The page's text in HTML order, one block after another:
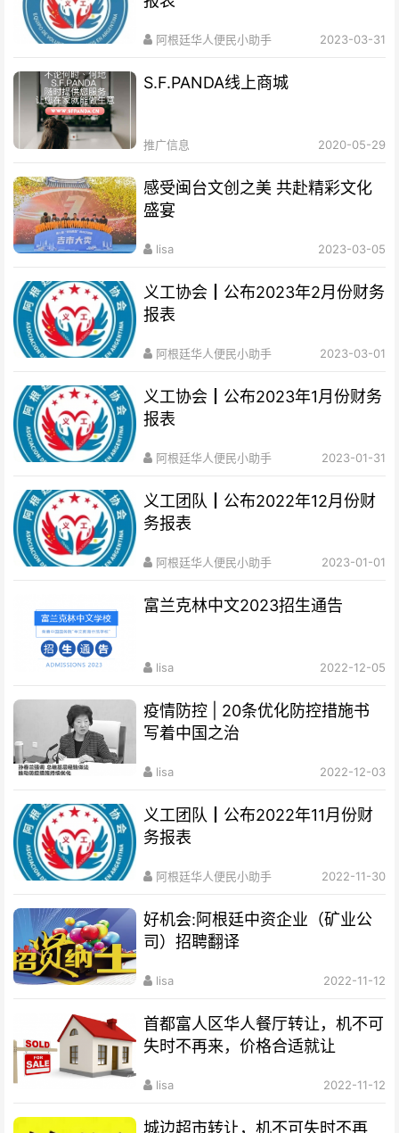
阿根廷华人便民小助手 2023-03-31
S.F.PANDA线上商城
推广信息 2020-05-29
感受闽台文创之美 共赴精彩文化
盛宴
lisa 2023-03-05
义工协会┃公布2023年2月份财务
报表
阿根廷华人便民小助手 2023-03-01
义工协会┃公布2023年1月份财务
报表
阿根廷华人便民小助手 2023-01-31
义工团队┃公布2022年12月份财
务报表
阿根廷华人便民小助手 2023-01-01
富兰克林中文2023招生通告
lisa 2022-12-05
疫情防控 | 20条优化防控措施书
写着中国之治
lisa 2022-12-03
义工团队┃公布2022年11月份财
务报表
阿根廷华人便民小助手 2022-11-30
好机会:阿根廷中资企业（矿业公
司）招聘翻译
lisa 2022-11-12
首都富人区华人餐厅转让，机不可
失时不再来，价格合适就让
lisa 2022-11-12
城边超市转让，机不可失时不再